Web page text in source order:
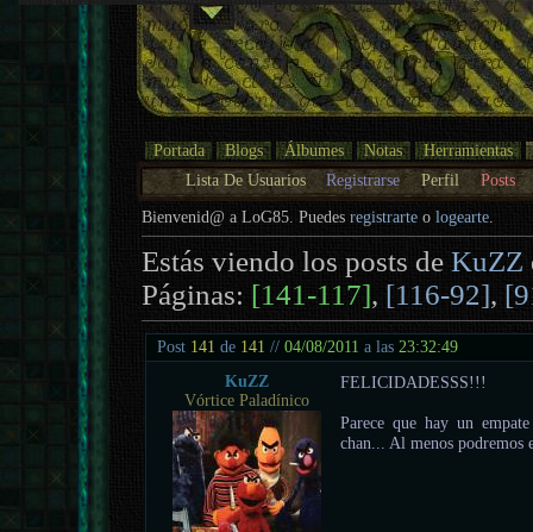
Portada Blogs Álbumes Notas
Herramientas
Lista De Usuarios
Registrarse Perfil Posts
Bienvenid@ a LoG85. Puedesregistrarte ologearte.
Estás viendo los posts deKuZZ
Páginas: [141-117], [116-92],
Post 141 de 141 //04/08/2011 a las 23:32:49
KuZZ
Vórtice Paladínico
FELICIDADESSS!!!
Parece que hay un
chan... Al menos podremos